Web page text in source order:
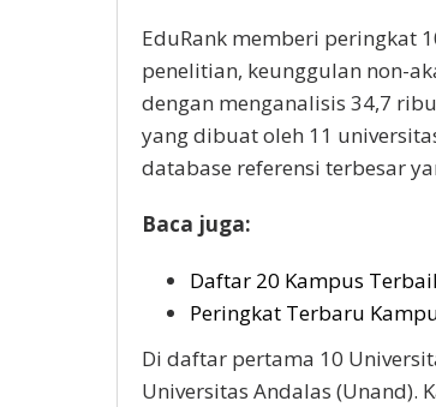
EduRank memberi peringkat
penelitian, keunggulan non-
dengan menganalisis 34,7
yang dibuat oleh 11
database referensi terbesar
Baca juga:
Daftar 20 Kampus
Peringkat Terbaru
Di daftar pertama 10
Universitas Andalas (Unand).